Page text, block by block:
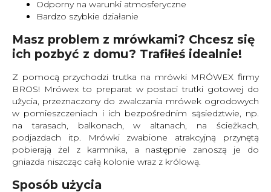
Odporny na warunki atmosferyczne
Bardzo szybkie działanie
Masz problem z mrówkami? Chcesz się
ich pozbyć z domu? Trafiłeś idealnie!
Z pomocą przychodzi trutka na mrówki MRÓWEX firmy
BROS! Mrówex to preparat w postaci trutki gotowej do
użycia, przeznaczony do zwalczania mrówek ogrodowych
w pomieszczeniach i ich bezpośrednim sąsiedztwie, np.
na tarasach, balkonach, w altanach, na ścieżkach,
podjazdach itp. Mrówki zwabione atrakcyjną przynętą
pobierają żel z karmnika, a następnie zanoszą je do
gniazda niszcząc całą kolonie wraz z królową.
Sposób użycia